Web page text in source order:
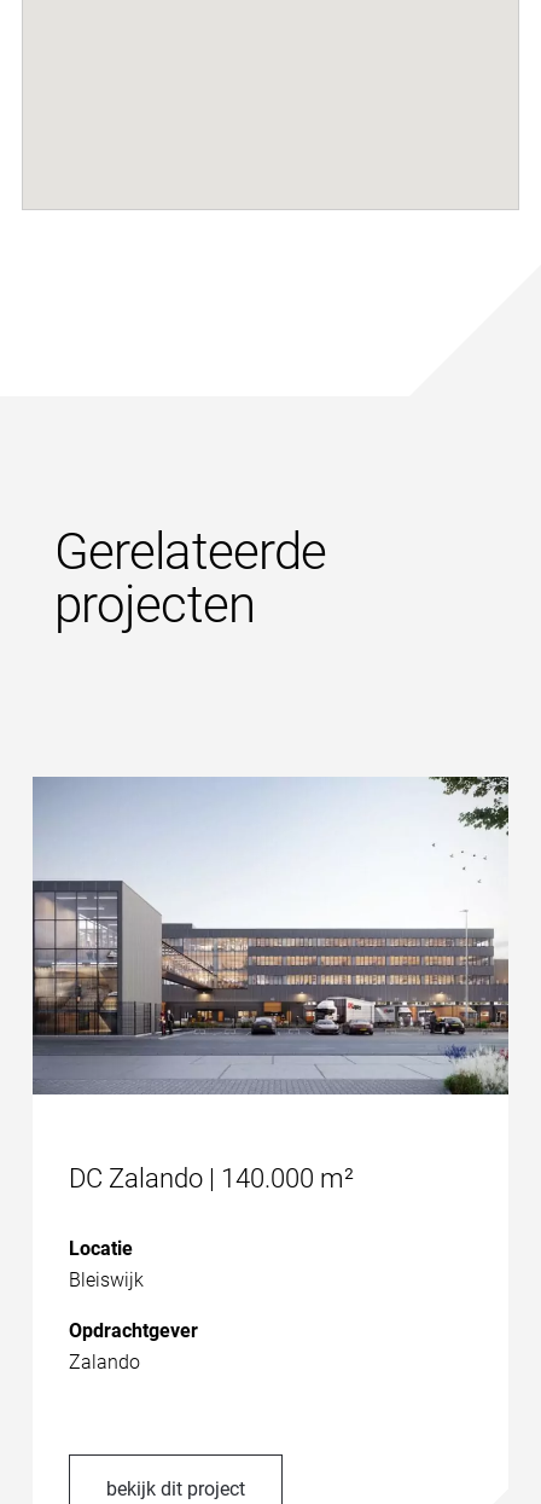
Gerelateerde
projecten
DC Zalando | 140.000 m²
Locatie
Bleiswijk
Opdrachtgever
Zalando
bekijk dit project